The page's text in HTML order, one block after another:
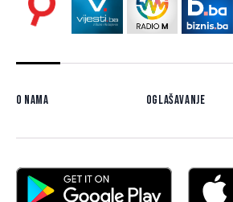
O nama Oglašavanje